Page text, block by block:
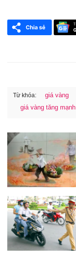
Từ khóa: giá vàng
giá vàng tăng mạnh